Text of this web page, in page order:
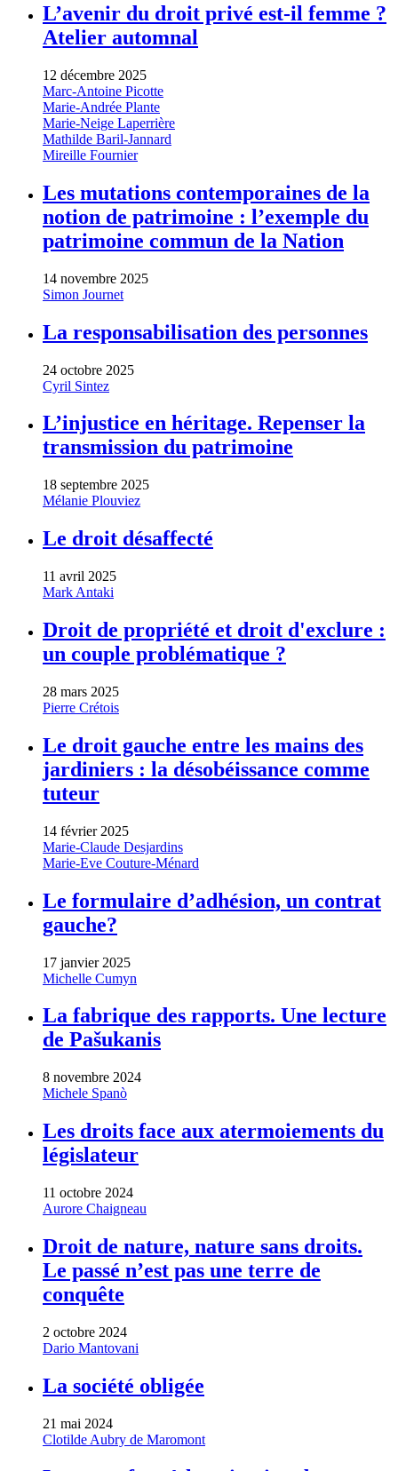
L’avenir du droit privé est-il femme ?
Atelier automnal
12 décembre 2025
Marc-Antoine Picotte
Marie-Andrée Plante
Marie-Neige Laperrière
Mathilde Baril-Jannard
Mireille Fournier
Les mutations contemporaines de la
notion de patrimoine : l’exemple du
patrimoine commun de la Nation
14 novembre 2025
Simon Journet
La responsabilisation des personnes
24 octobre 2025
Cyril Sintez
L’injustice en héritage. Repenser la
transmission du patrimoine
18 septembre 2025
Mélanie Plouviez
Le droit désaffecté
11 avril 2025
Mark Antaki
Droit de propriété et droit d'exclure :
un couple problématique ?
28 mars 2025
Pierre Crétois
Le droit gauche entre les mains des
jardiniers : la désobéissance comme
tuteur
14 février 2025
Marie-Claude Desjardins
Marie-Eve Couture-Ménard
Le formulaire d’adhésion, un contrat
gauche?
17 janvier 2025
Michelle Cumyn
La fabrique des rapports. Une lecture
de Pašukanis
8 novembre 2024
Michele Spanò
Les droits face aux atermoiements du
législateur
11 octobre 2024
Aurore Chaigneau
Droit de nature, nature sans droits.
Le passé n’est pas une terre de
conquête
2 octobre 2024
Dario Mantovani
La société obligée
21 mai 2024
Clotilde Aubry de Maromont